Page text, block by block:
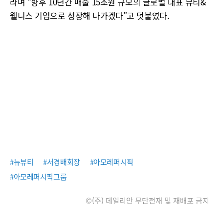
웰니스 기업으로 성장해 나가겠다”고 덧붙였다.
#뉴뷰티 #서경배회장
#아모레퍼시픽
#아모레퍼시픽그룹
©(주) 데일리안 무단전재 및 재배포 금지